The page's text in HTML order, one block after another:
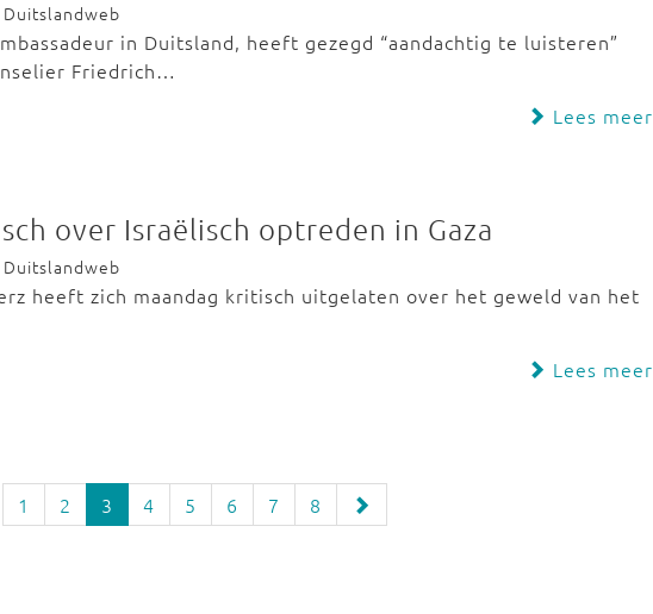
in Duitsland, heeft gezegd “aandachtig te luisteren”
Friedrich…
Lees meer
over Israëlisch optreden in Gaza
heeft zich maandag kritisch uitgelaten over het geweld van het
Lees meer
1 2 3 4 5 6 7 8